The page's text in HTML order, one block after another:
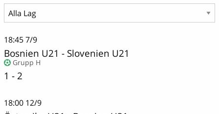
18:457/9
Bosnien U21 - Slovenien U21
Grupp H
1 - 2
18:00 12/9